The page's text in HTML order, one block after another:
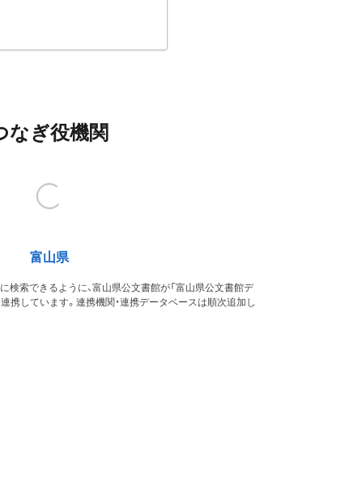
なぎ役機関
富山県
検索できるように、富山県公文書館が「富山県公文書館デ
携しています。連携機関・連携データベースは順次追加し